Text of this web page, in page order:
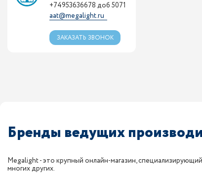
+74953636678 доб 5071
aat@megalight.ru
ЗАКАЗАТЬ ЗВОНОК
Бренды ведущих
Megalight - это крупный онлайн-магазин,
многих других.